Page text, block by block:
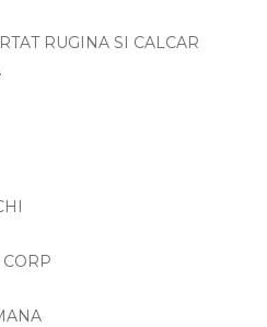
RUGINA SI CALCAR